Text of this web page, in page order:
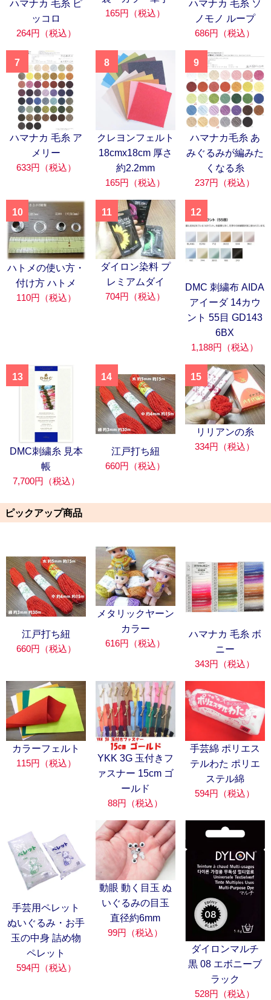
ハマナカ 毛糸 ピ
ッコロ
264円（税込）
165円（税込）
ハマナカ 毛糸 ソ
ノモノ ループ
686円（税込）
7
ハマナカ 毛糸 ア
メリー
633円（税込）
8
クレヨンフェルト
18cmx18cm 厚さ
約2.2mm
165円（税込）
9
ハマナカ毛糸 あ
みぐるみが編みた
くなる糸
237円（税込）
10
ハトメの使い方・
付け方 ハトメ
110円（税込）
11
ダイロン染料 プ
レミアムダイ
704円（税込）
12
DMC 刺繍布 AIDA
アイーダ 14カウ
ント 55目 GD143
6BX
1,188円（税込）
13
DMC刺繍糸 見本
帳
7,700円（税込）
14
江戸打ち紐
660円（税込）
15
リリアンの糸
334円（税込）
ピックアップ商品
江戸打ち紐
660円（税込）
メタリックヤーン
カラー
616円（税込）
ハマナカ 毛糸 ボ
ニー
343円（税込）
カラーフェルト
115円（税込）
YKK 3G 玉付きフ
ァスナー 15cm ゴ
ールド
88円（税込）
手芸綿 ポリエス
テルわた ポリエ
ステル綿
594円（税込）
手芸用ペレット
ぬいぐるみ・お手
玉の中身 詰め物
ペレット
594円（税込）
動眼 動く目玉 ぬ
いぐるみの目玉
直径約6mm
99円（税込）
ダイロンマルチ
黒 08 エボニーブ
ラック
528円（税込）